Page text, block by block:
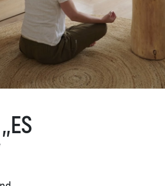
I
15%
Gang